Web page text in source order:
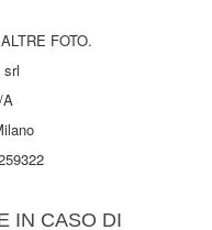
FOTO.
srl
IN CASO DI